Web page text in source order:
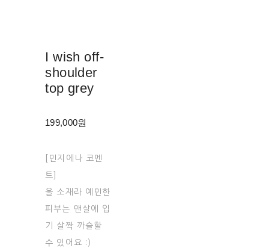
I wish off-
shoulder
top grey
199,000원
[민지에나 코멘
트]
울 소재라 예민한
피부는 맨살에 입
기 살짝 까슬할
수 있어요 :)